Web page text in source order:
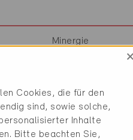
Minergie
Provisorisch
Minergie
Provisorisch
×
Cookies, die für den
sind, sowie solche,
Inhalte
Bitte beachten Sie,